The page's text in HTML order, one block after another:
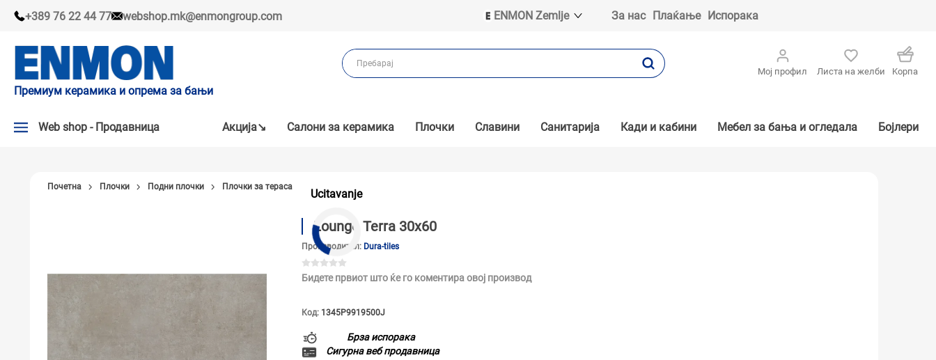
+389 76 22 44 77 webshop.mk@enmongroup.com
ENMON Zemlje
ENMON BIH
ENMON MKD
За нас Плаќање Испорака
Премиум керамика и опрема за бањи
Мој профил Листа на желби Kорпа
Web shop - Продавница
НАШИ ПРЕПОРАКИ
КАДИ И КАБИНИ
САНИТАРИЈА
Акцијa↘ Салони за керамика Плочки Славини Санитарија Кади и кабини Мебел за бања и огледала Бојлери
Ucitavanje
Почетна Плочки Подни плочки Плочки за тераса
Lounge Terra 30x60
Производител: Dura-tiles
Бидете првиот што ќе го коментира овој производ
Код: 1345P9919500J
Брза испорака
Сигурна веб продавница